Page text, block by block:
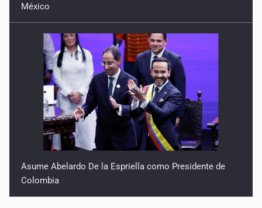
México
Asume Abelardo De la Espriella como Presidente de
Colombia